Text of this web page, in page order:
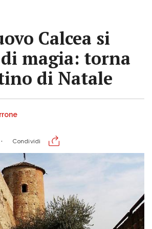
Calcea si
di magia: torna
di Natale
Condividi